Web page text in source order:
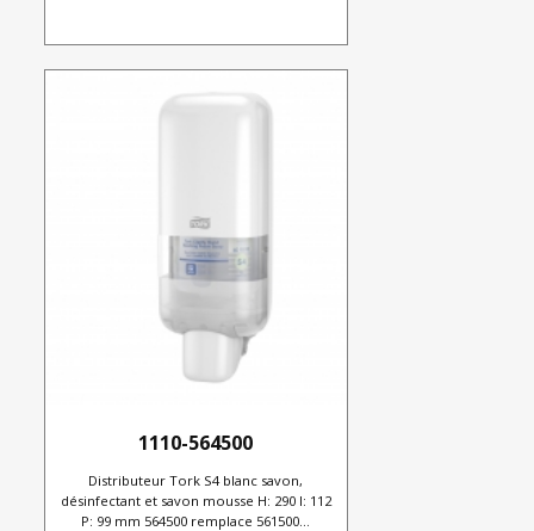
1110-564500
Distributeur Tork S4 blanc savon,
désinfectant et savon mousse H: 290 l: 112
P: 99 mm 564500 remplace 561500...